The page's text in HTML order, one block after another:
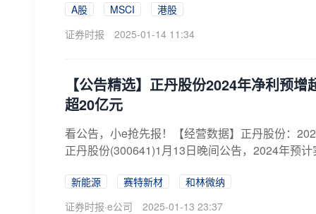
A股 MSCI
港股
证券时报
2025-01-14 11:34
【公告精选】正丹股份2024年净利预
超20亿元
看公告，小e抢先报！【经营数据】正丹股份：
正丹股份(300641)1月13日晚间公告，2024年预计
新能源 赛特新材
和林微纳
证券时报·e公司
2025-01-13 23:37